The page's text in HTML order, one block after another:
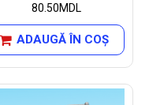
80.50MDL
ADAUGĂ ÎN COŞ